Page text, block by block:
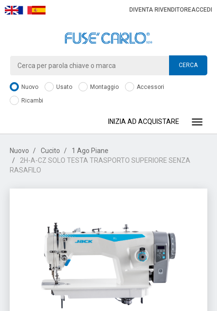
DIVENTA RIVENDITOREACCEDI
CERCA
Nuovo Usato Montaggio
Accessori
Ricambi
INIZIA AD ACQUISTARE
Nuovo Cucito
1 Ago Piane
2H-A-CZ SOLO TESTA TRASPORTO SUPERIORE SENZA
RASAFILO